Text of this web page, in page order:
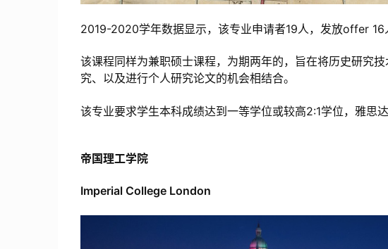
2019-2020学年数据显示，该专业申请者19人，发放offer 16
该课程同样为兼职硕士课程，为期两年的，旨在将历史研究
究、以及进行个人研究论文的机会相结合。
该专业要求学生本科成绩达到一等学位或较高2:1学位，雅思
帝国理工学院
Imperial College London